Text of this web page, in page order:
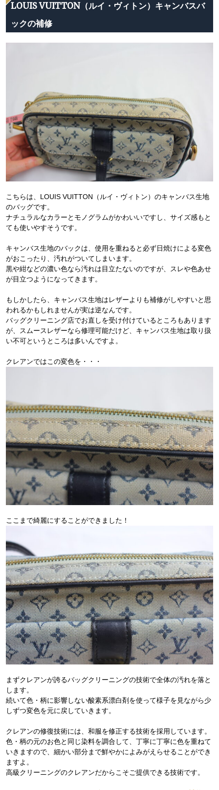
LOUIS VUITTON（ルイ・ヴィトン）キャンバスバ
ックの補修
こちらは、LOUIS VUITTON（ルイ・ヴィトン）のキャンバス生地
のバッグです。
ナチュラルなカラーとモノグラムがかわいいですし、サイズ感もと
ても使いやすそうです。
キャンバス生地のバックは、使用を重ねると必ず日焼けによる変色
がおこったり、汚れがついてしまいます。
黒や紺などの濃い色なら汚れは目立たないのですが、スレや色あせ
が目立つようになってきます。
もしかしたら、キャンバス生地はレザーよりも補修がしやすいと思
われるかもしれませんが実は逆なんです。
バッグクリーニング店でお直しを受け付けているところもあります
が、スムースレザーなら修理可能だけど、キャンバス生地は取り扱
い不可というところは多いんですよ。
クレアンではこの変色を・・・
ここまで綺麗にすることができました！
まずクレアンが誇るバッグクリーニングの技術で全体の汚れを落と
します。
続いて色・柄に影響しない酸素系漂白剤を使って様子を見ながら少
しずつ変色を元に戻していきます。
クレアンの修復技術には、和服を修正する技術を採用しています。
色・柄の元のお色と同じ染料を調合して、丁寧に丁寧に色を重ねて
いきますので、細かい部分まで鮮やかによみがえらせることができ
ますよ。
高級クリーニングのクレアンだからこそご提供できる技術です。